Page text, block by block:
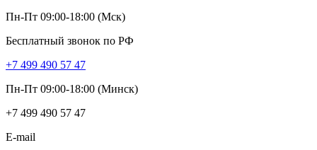
Пн-Пт 09:00-18:00 (Мск)
Бесплатный звонок по РФ
+7 499 490 57 47
Пн-Пт 09:00-18:00 (Минск)
+7 499 490 57 47
E-mail